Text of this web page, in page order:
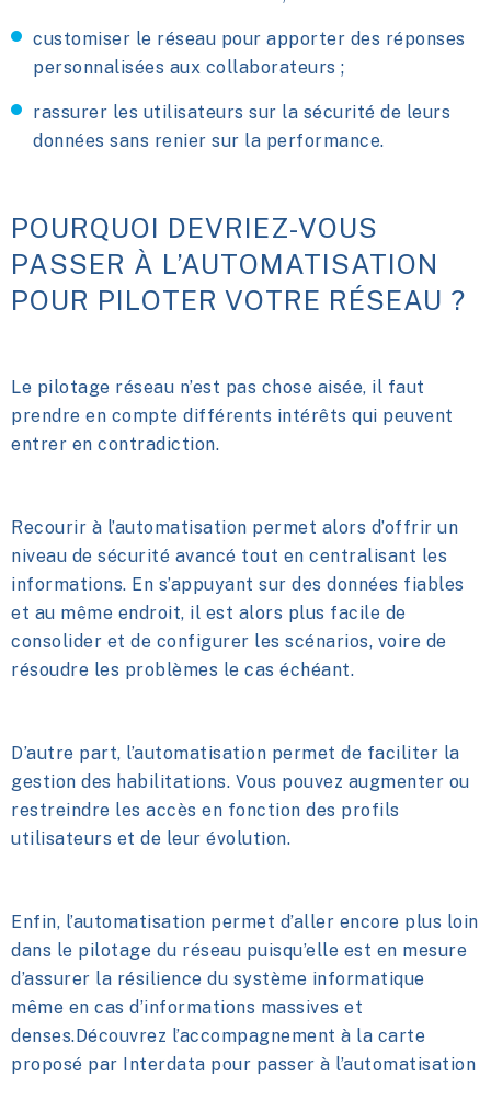
customiser le réseau pour apporter des réponses
personnalisées aux collaborateurs ;
rassurer les utilisateurs sur la sécurité de leurs
données sans renier sur la performance.
POURQUOI DEVRIEZ-VOUS
PASSER À L’AUTOMATISATION
POUR PILOTER VOTRE RÉSEAU ?
Le pilotage réseau n’est pas chose aisée, il faut
prendre en compte différents intérêts qui peuvent
entrer en contradiction.
Recourir à l’automatisation permet alors d’offrir un
niveau de sécurité avancé tout en centralisant les
informations. En s’appuyant sur des données fiables
et au même endroit, il est alors plus facile de
consolider et de configurer les scénarios, voire de
résoudre les problèmes le cas échéant.
D’autre part, l’automatisation permet de faciliter la
gestion des habilitations. Vous pouvez augmenter ou
restreindre les accès en fonction des profils
utilisateurs et de leur évolution.
Enfin, l’automatisation permet d’aller encore plus loin
dans le pilotage du réseau puisqu’elle est en mesure
d’assurer la résilience du système informatique
même en cas d’informations massives et
denses.Découvrez l’accompagnement à la carte
proposé par Interdata pour passer à l’automatisation